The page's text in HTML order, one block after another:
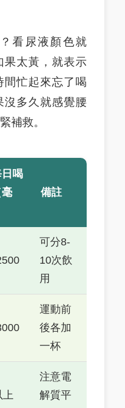
看尿液顏色就
果太黃，就表示
間忙起來忘了喝
沒多久就感覺腰
補救。
喝
備註
可分8-
10次飲
用
運動前
後各加
一杯
上
注意電
解質平